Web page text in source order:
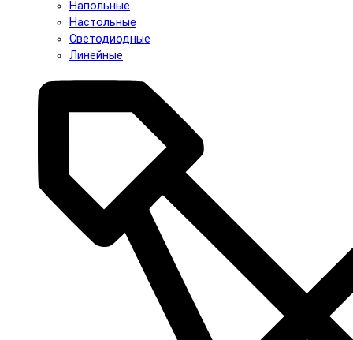
Напольные
Настольные
Светодиодные
Линейные